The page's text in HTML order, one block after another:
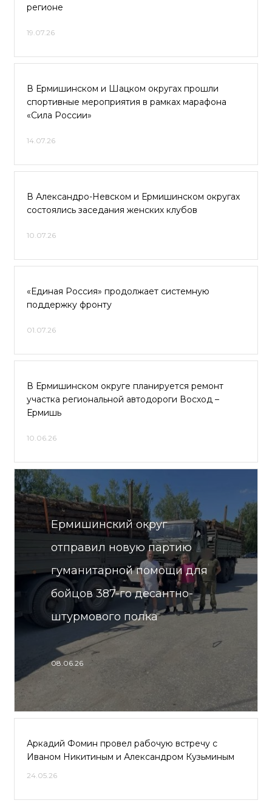
регионе
19.07.26
В Ермишинском и Шацком округах прошли
спортивные мероприятия в рамках марафона
«Сила России»
14.07.26
В Александро-Невском и Ермишинском округах
состоялись заседания женских клубов
10.07.26
«Единая Россия» продолжает системную
поддержку фронту
01.07.26
В Ермишинском округе планируется ремонт
участка региональной автодороги Восход –
Ермишь
10.06.26
Ермишинский округ
отправил новую партию
гуманитарной помощи для
бойцов 387-го десантно-
штурмового полка
08.06.26
Аркадий Фомин провел рабочую встречу с
Иваном Никитиным и Александром Кузьминым
24.05.26